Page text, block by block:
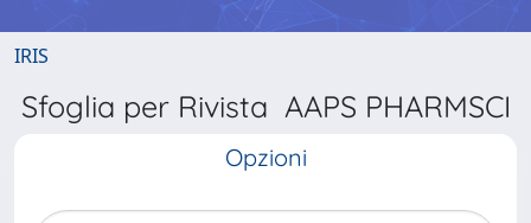
IRIS
Sfoglia per Rivista AAPS PHARMSCI
Opzioni